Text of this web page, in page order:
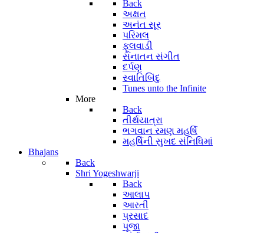
Back
અક્ષત
અનંત સૂર
પરિમલ
ફૂલવાડી
સનાતન સંગીત
દર્પણ
સ્વાતિબિંદુ
Tunes unto the Infinite
More
Back
તીર્થયાત્રા
ભગવાન રમણ મહર્ષિ
મહર્ષિની સુખદ સંનિધિમાં
Bhajans
Back
Shri Yogeshwarji
Back
આલાપ
આરતી
પ્રસાદ
પૂજા